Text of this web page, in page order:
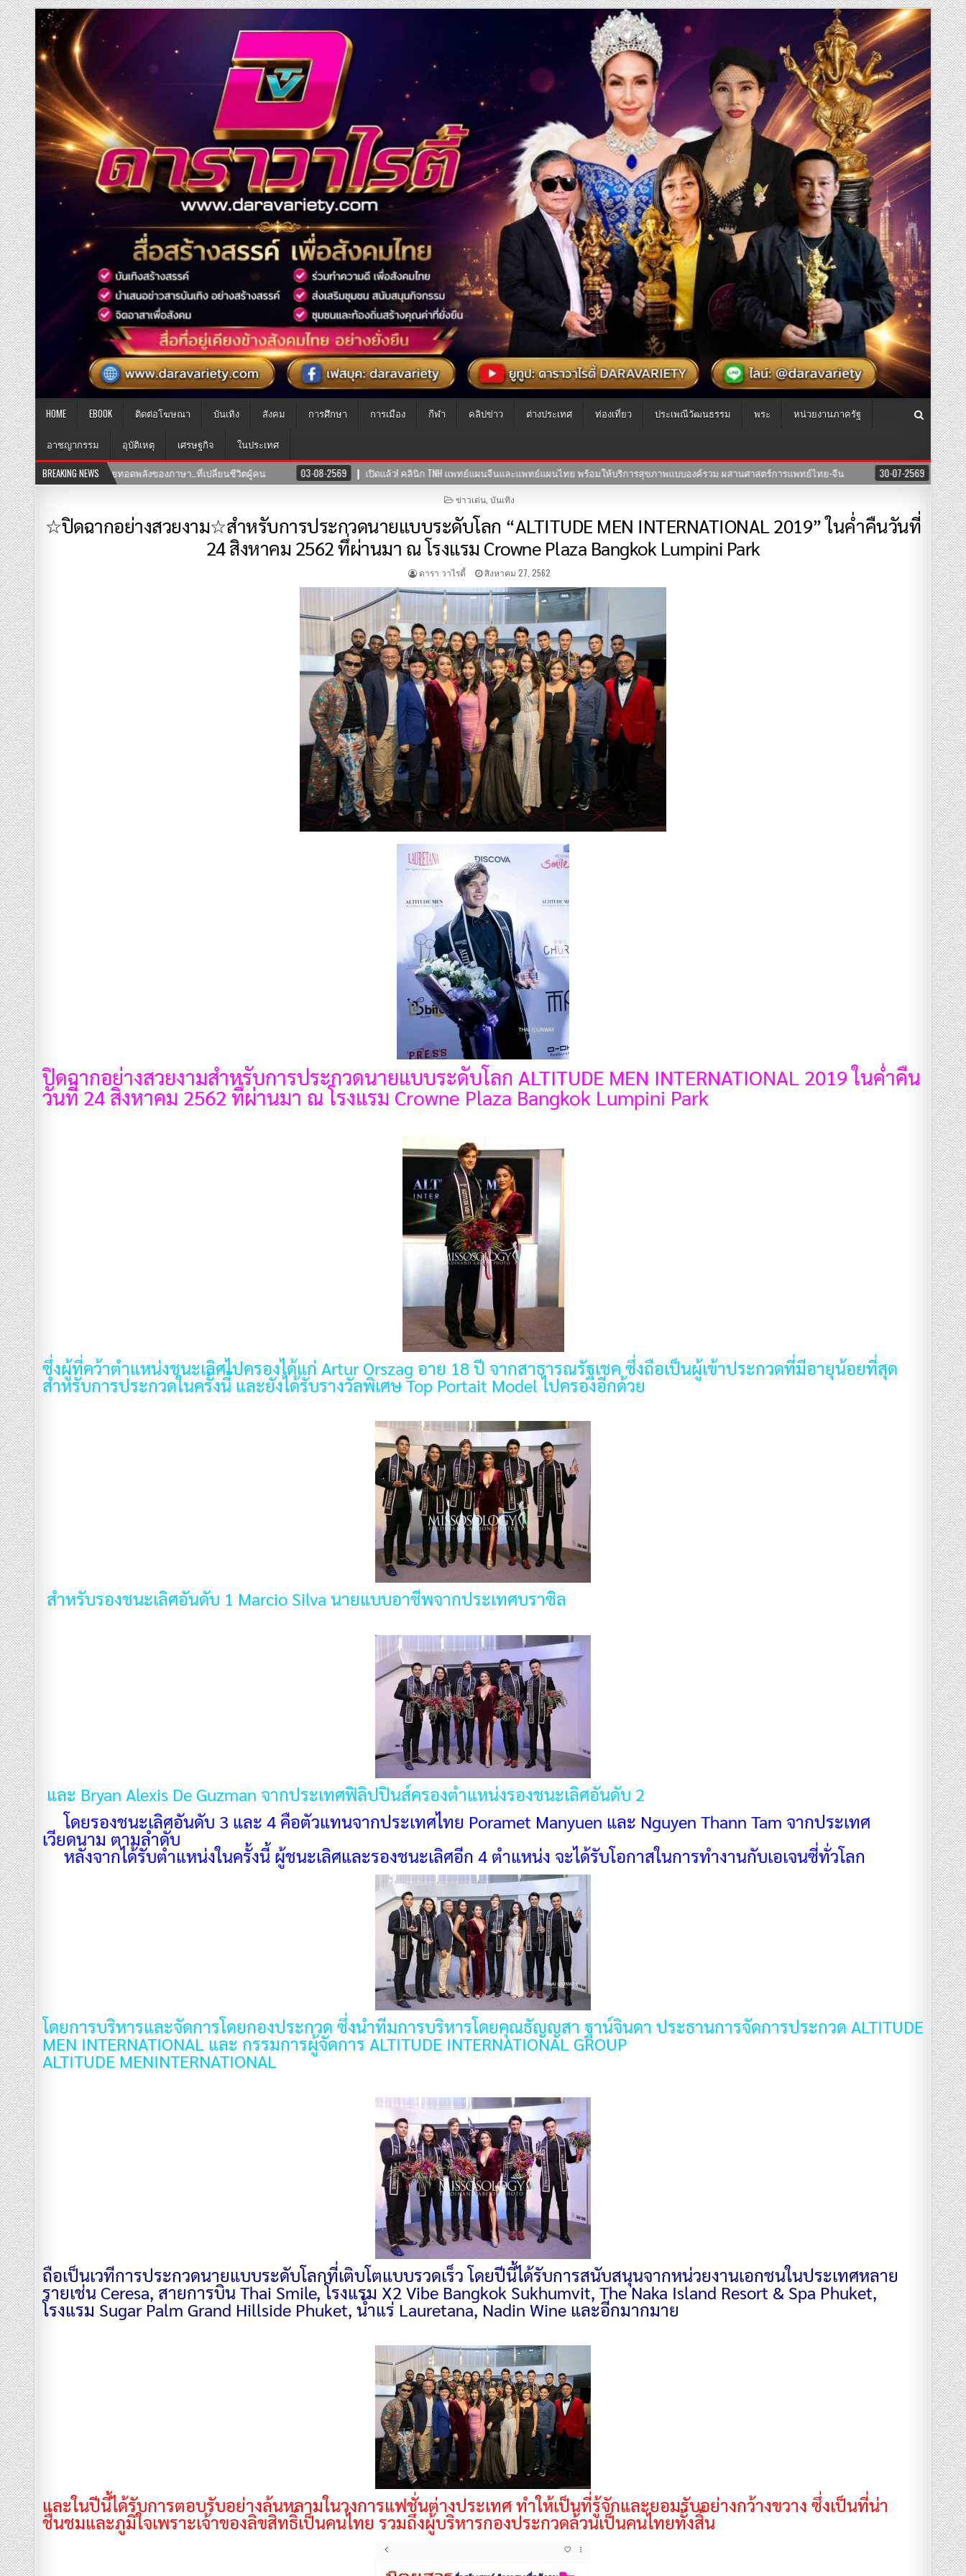
HOME EBOOK ติดต่อโฆษณา บันเทิง สังคม การศึกษา การเมือง กีฬา คลิปข่าว ต่างประเทศ ท่องเที่ยว ประเพณีวัฒนธรรม พระ หน่วยงานภาครัฐ
อาชญากรรม อุบัติเหตุ เศรษฐกิจ
ในประเทศ
BREAKING NEWS
ภาษา…ที่เปลี่ยนชีวิตผู้คน 03-08-2569 เปิดแล้ว! คลินิก TNH แพทย์แผนจีนและแพทย์แผนไทย พร้อมให้บริการสุขภาพแบบองค์รวม ผสานศาสตร์การแพทย์ไทย-จีน 30-07-2569 ซีรีย์”สงครามนางแบบโมเดล”ค่าย บริษัทแสงต
POSTED
ข่าวเด่น บันเทิง
☆ปิดฉากอย่างสวยงาม☆สำหรับการประกวดนายแบบระดับโลก “ALTITUDE MEN INTERNATIONAL 2019” ในค่ำคืนวันที่
24 สิงหาคม 2562 ทึ่ผ่านมา ณ โรงแรม Crowne Plaza Bangkok Lumpini Park
ดารา วาไรตี้ สิงหาคม 27, 2562
ปิดฉากอย่างสวยงามสำหรับการประกวดนายแบบระดับโลก ALTITUDE MEN INTERNATIONAL 2019 ในค่ำคืน
วันที่ 24 สิงหาคม 2562 ทึ่ผ่านมา ณ โรงแรม Crowne Plaza Bangkok Lumpini Park
ซึ่งผู้ที่คว้าตำแหน่งชนะเลิศไปครองได้แก่ Artur Orszag อาย 18 ปี จากสาธารณรัฐเชค ซึ่งถือเป็นผู้เข้าประกวดที่มีอายุน้อยที่สุด
สำหรับการประกวดในครั้งนี้ และยังได้รับรางวัลพิเศษ Top Portait Model ไปครองอีกด้วย
สำหรับรองชนะเลิศอันดับ 1 Marcio Silva นายแบบอาชีพจากประเทศบราซิล
และ Bryan Alexis De Guzman จากประเทศฟิลิปปินส์ครองตำแหน่งรองชนะเลิศอันดับ 2
โดยรองชนะเลิศอันดับ 3 และ 4 คือตัวแทนจากประเทศไทย Poramet Manyuen และ Nguyen Thann Tam จากประเทศ
เวียดนาม ตามลำดับ
หลังจากได้รับตำแหน่งในครั้งนี้ ผู้ชนะเลิศและรองชนะเลิศอีก 4 ตำแหน่ง จะได้รับโอกาสในการทำงานกับเอเจนซี่ทั่วโลก
โดยการบริหารและจัดการโดยกองประกวด ซึ่งนำทีมการบริหารโดยคุณธัญญสา ฐาน์จินดา ประธานการจัดการประกวด ALTITUDE
MEN INTERNATIONAL และ กรรมการผู้จัดการ ALTITUDE INTERNATIONAL GROUP
ALTITUDE MENINTERNATIONAL
ถือเป็นเวทีการประกวดนายแบบระดับโลกที่เติบโตแบบรวดเร็ว โดยปีนี้ได้รับการสนับสนุนจากหน่วยงานเอกชนในประเทศหลาย
รายเช่น Ceresa, สายการบิน Thai Smile, โรงแรม X2 Vibe Bangkok Sukhumvit, The Naka Island Resort & Spa Phuket,
โรงแรม Sugar Palm Grand Hillside Phuket, น้ำแร่ Lauretana, Nadin Wine และอีกมากมาย
และในปีนี้ได้รับการตอบรับอย่างล้นหลามในวงการแฟชั่นต่างประเทศ ทำให้เป็นที่รู้จักและยอมรับอย่างกว้างขวาง ซึ่งเป็นที่น่า
ชื่นชมและภูมิใจเพราะเจ้าของลิขสิทธิ์เป็นคนไทย รวมถึงผู้บริหารกองประกวดล้วนเป็นคนไทยทั้งสิ้น